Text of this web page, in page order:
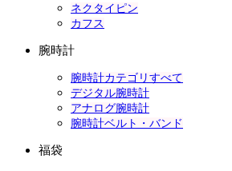
ネクタイピン
カフス
腕時計
腕時計カテゴリすべて
デジタル腕時計
アナログ腕時計
腕時計ベルト・バンド
福袋